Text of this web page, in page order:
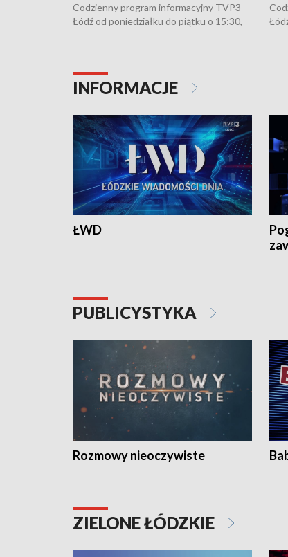
Codzienny program informacyjny TVP3
Łódź od poniedziałku do piątku o 15:30,
INFORMACJE
ŁWD
PUBLICYSTYKA
Rozmowy nieoczywiste
ZIELONE ŁÓDZKIE